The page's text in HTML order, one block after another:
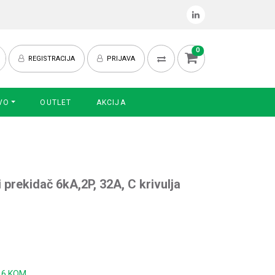
REGISTRACIJA PRIJAVA
0
OUTLET AKCIJA
6kA,2P, 32A, C krivulja